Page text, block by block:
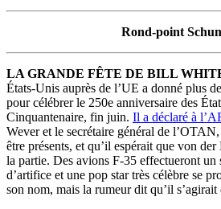
Rond-point
LA GRANDE FÊTE DE BILL
États-Unis auprès de l’UE a donné plus
pour célébrer le 250e anniversaire des
Cinquantenaire, fin juin. Il a déclaré à
Wever et le secrétaire général de
être présents, et qu’il espérait que von
la partie. Des avions F-35 effectueront
d’artifice et une pop star très célèbre se
son nom, mais la rumeur dit qu’il